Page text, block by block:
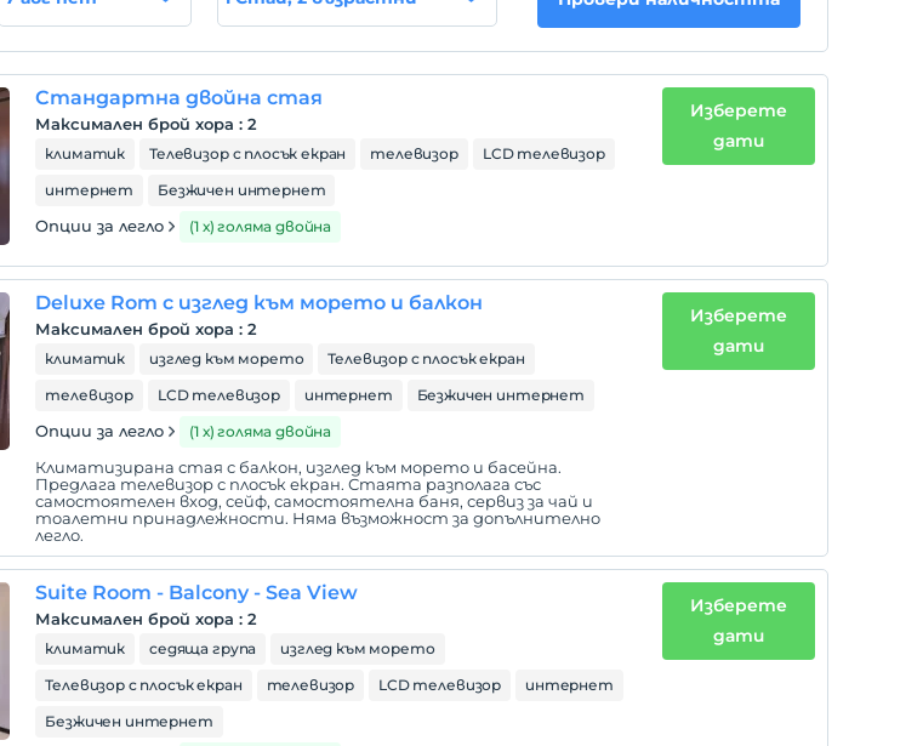
Стандартна двойна стая
Максимален брой хора :2
климатик Телевизор с плосък екран телевизор
LCD телевизор
интернет
Безжичен интернет
Опции за легло (1 х) голяма двойна
Изберете
дати
Deluxe Rom с изглед към морето и балкон
Максимален брой хора :2
климатик изглед към морето
Телевизор с плосък екран
телевизор
LCD телевизор интернет Безжичен интернет
Опции за легло (1 х) голяма двойна
Климатизирана стая с балкон, изглед към морето и басейна.
Предлага телевизор с плосък екран. Стаята разполага със
самостоятелен вход, сейф, самостоятелна баня, сервиз за чай и
тоалетни принадлежности. Няма възможност за допълнително
легло.
Изберете
дати
Suite Room - Balcony - Sea View
Максимален брой хора :2
климатик седяща група
изглед към морето
Телевизор с плосък екран
телевизор LCD телевизор
интернет
Безжичен интернет
Изберете
дати